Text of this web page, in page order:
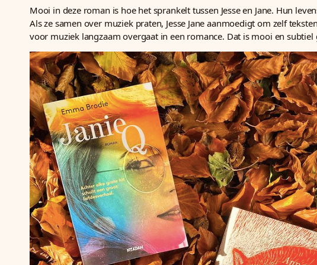
Mooi in deze roman is hoe het sprankelt tussen Jesse en Jane. Hun
Als ze samen over muziek praten, Jesse Jane aanmoedigt om zelf
voor muziek langzaam overgaat in een romance. Dat is mooi en